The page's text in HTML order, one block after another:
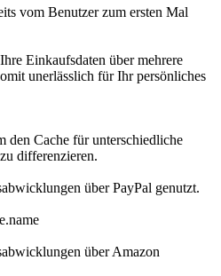
vom Benutzer zum ersten Mal
Einkaufsdaten über mehrere
unerlässlich für Ihr persönliches
den Cache für unterschiedliche
differenzieren.
über PayPal genutzt.
über Amazon